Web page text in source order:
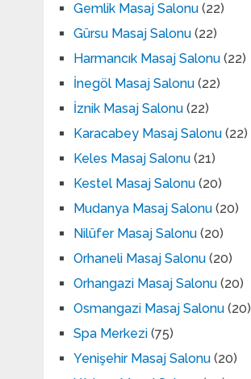
Gemlik Masaj Salonu(22)
Gürsu Masaj Salonu(22)
Harmancık Masaj Salonu(22)
İnegöl Masaj Salonu(22)
İznik Masaj Salonu(22)
Karacabey Masaj Salonu(22)
Keles Masaj Salonu(21)
Kestel Masaj Salonu(20)
Mudanya Masaj Salonu(20)
Nilüfer Masaj Salonu(20)
Orhaneli Masaj Salonu(20)
Orhangazi Masaj Salonu(20)
Osmangazi Masaj Salonu(20)
Spa Merkezi(75)
Yenişehir Masaj Salonu(20)